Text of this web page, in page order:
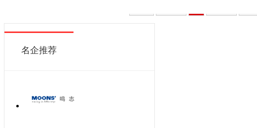
工控机
工业交换机
机械传动
广东
广西
云南
医疗设备
物流仓储
名企推荐